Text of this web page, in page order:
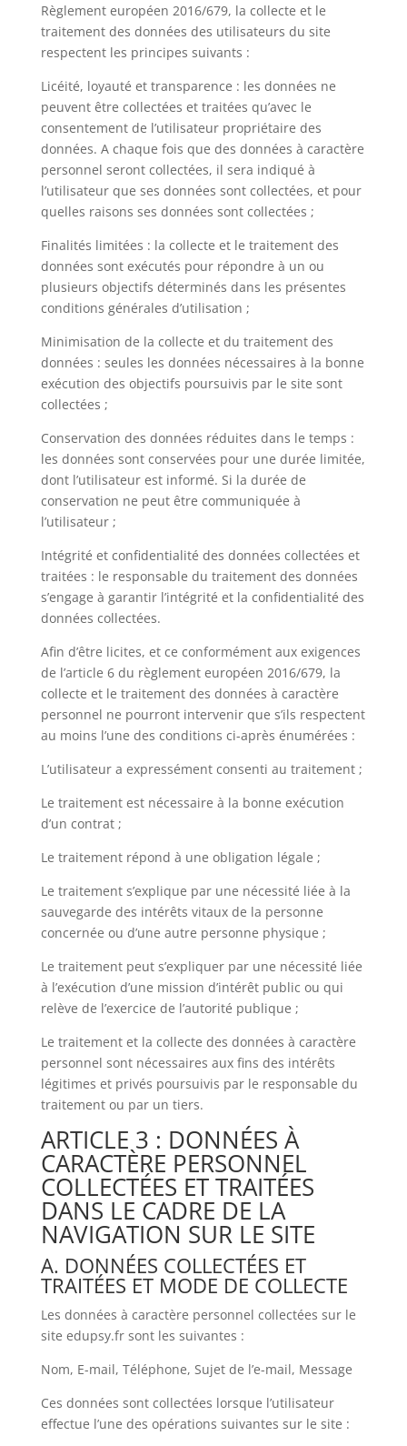
Règlement européen 2016/679, la collecte et le
traitement des données des utilisateurs du site
respectent les principes suivants :
Licéité, loyauté et transparence : les données ne
peuvent être collectées et traitées qu’avec le
consentement de l’utilisateur propriétaire des
données. A chaque fois que des données à caractère
personnel seront collectées, il sera indiqué à
l’utilisateur que ses données sont collectées, et pour
quelles raisons ses données sont collectées ;
Finalités limitées : la collecte et le traitement des
données sont exécutés pour répondre à un ou
plusieurs objectifs déterminés dans les présentes
conditions générales d’utilisation ;
Minimisation de la collecte et du traitement des
données : seules les données nécessaires à la bonne
exécution des objectifs poursuivis par le site sont
collectées ;
Conservation des données réduites dans le temps :
les données sont conservées pour une durée limitée,
dont l’utilisateur est informé. Si la durée de
conservation ne peut être communiquée à
l’utilisateur ;
Intégrité et confidentialité des données collectées et
traitées : le responsable du traitement des données
s’engage à garantir l’intégrité et la confidentialité des
données collectées.
Afin d’être licites, et ce conformément aux exigences
de l’article 6 du règlement européen 2016/679, la
collecte et le traitement des données à caractère
personnel ne pourront intervenir que s’ils respectent
au moins l’une des conditions ci-après énumérées :
L’utilisateur a expressément consenti au traitement ;
Le traitement est nécessaire à la bonne exécution
d’un contrat ;
Le traitement répond à une obligation légale ;
Le traitement s’explique par une nécessité liée à la
sauvegarde des intérêts vitaux de la personne
concernée ou d’une autre personne physique ;
Le traitement peut s’expliquer par une nécessité liée
à l’exécution d’une mission d’intérêt public ou qui
relève de l’exercice de l’autorité publique ;
Le traitement et la collecte des données à caractère
personnel sont nécessaires aux fins des intérêts
légitimes et privés poursuivis par le responsable du
traitement ou par un tiers.
ARTICLE 3 : DONNÉES À
CARACTÈRE PERSONNEL
COLLECTÉES ET TRAITÉES
DANS LE CADRE DE LA
NAVIGATION SUR LE SITE
A. DONNÉES COLLECTÉES ET
TRAITÉES ET MODE DE COLLECTE
Les données à caractère personnel collectées sur le
site edupsy.fr sont les suivantes :
Nom, E-mail, Téléphone, Sujet de l’e-mail, Message
Ces données sont collectées lorsque l’utilisateur
effectue l’une des opérations suivantes sur le site :